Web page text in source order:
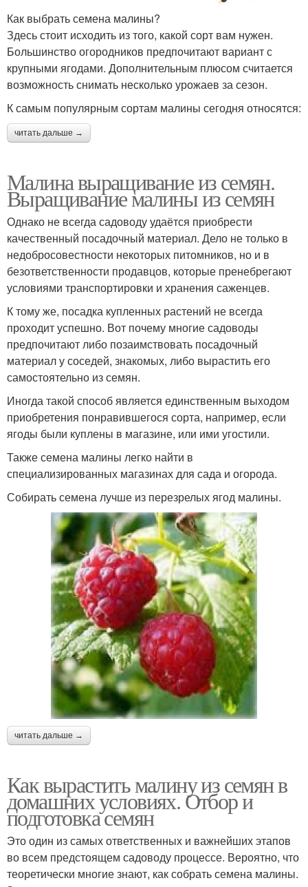
Как выбрать семена малины?
Здесь стоит исходить из того, какой сорт вам нужен.
Большинство огородников предпочитают вариант с
крупными ягодами. Дополнительным плюсом считается
возможность снимать несколько урожаев за сезон.
К самым популярным сортам малины сегодня относятся:
читать дальше →
Малина выращивание из семян.
Выращивание малины из семян
Однако не всегда садоводу удаётся приобрести
качественный посадочный материал. Дело не только в
недобросовестности некоторых питомников, но и в
безответственности продавцов, которые пренебрегают
условиями транспортировки и хранения саженцев.
К тому же, посадка купленных растений не всегда
проходит успешно. Вот почему многие садоводы
предпочитают либо позаимствовать посадочный
материал у соседей, знакомых, либо вырастить его
самостоятельно из семян.
Иногда такой способ является единственным выходом
приобретения понравившегося сорта, например, если
ягоды были куплены в магазине, или ими угостили.
Также семена малины легко найти в
специализированных магазинах для сада и огорода.
Собирать семена лучше из перезрелых ягод малины.
читать дальше →
Как вырастить малину из семян в
домашних условиях. Отбор и
подготовка семян
Это один из самых ответственных и важнейших этапов
во всем предстоящем садоводу процессе. Вероятно, что
теоретически многие знают, как собрать семена малины.